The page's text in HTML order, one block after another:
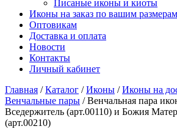
Писаные иконы и киоты
Иконы на заказ по вашим размерам
Оптовикам
Доставка и оплата
Новости
Контакты
Личный кабинет
Главная /Каталог /Иконы /Иконы на
Венчальные пары /Венчальная пара
Вседержитель (арт.00110) и Божия
(арт.00210)